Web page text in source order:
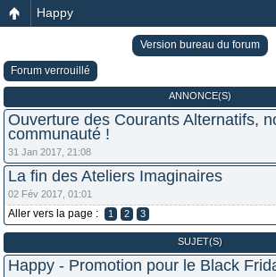
Happy
Version bureau du forum
Forum verrouillé
ANNONCE(S)
Ouverture des Courants Alternatifs,
communauté !
31 Jan 2017, 21:08
La fin des Ateliers Imaginaires
02 Fév 2017, 01:01
Aller vers la page : 1 2 3
SUJET(S)
Happy - Promotion pour le Black